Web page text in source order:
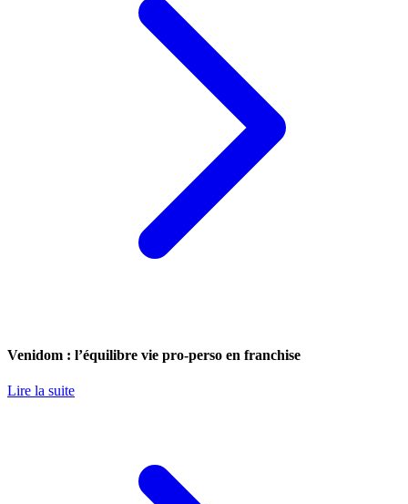
Venidom : l’équilibre vie pro-perso en franchise
Lire la suite